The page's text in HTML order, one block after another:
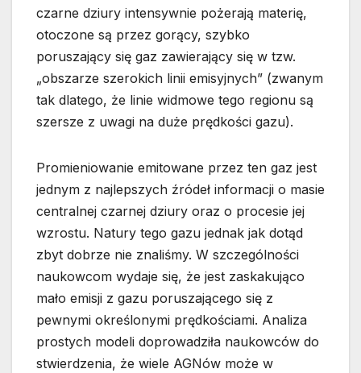
czarne dziury intensywnie pożerają materię,
otoczone są przez gorący, szybko
poruszający się gaz zawierający się w tzw.
„obszarze szerokich linii emisyjnych” (zwanym
tak dlatego, że linie widmowe tego regionu są
szersze z uwagi na duże prędkości gazu).
Promieniowanie emitowane przez ten gaz jest
jednym z najlepszych źródeł informacji o masie
centralnej czarnej dziury oraz o procesie jej
wzrostu. Natury tego gazu jednak jak dotąd
zbyt dobrze nie znaliśmy. W szczególności
naukowcom wydaje się, że jest zaskakująco
mało emisji z gazu poruszającego się z
pewnymi określonymi prędkościami. Analiza
prostych modeli doprowadziła naukowców do
stwierdzenia, że wiele AGNów może w